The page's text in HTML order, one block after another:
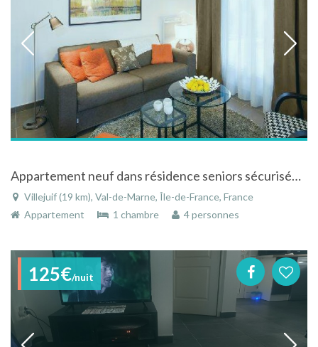
Appartement neuf dans résidence seniors sécurisée à Villejuif dans le Val-de-Marne en Ile-de-France
Villejuif (19 km), Val-de-Marne, Île-de-France, France
Appartement
1 chambre 4 personnes
125€/nuit